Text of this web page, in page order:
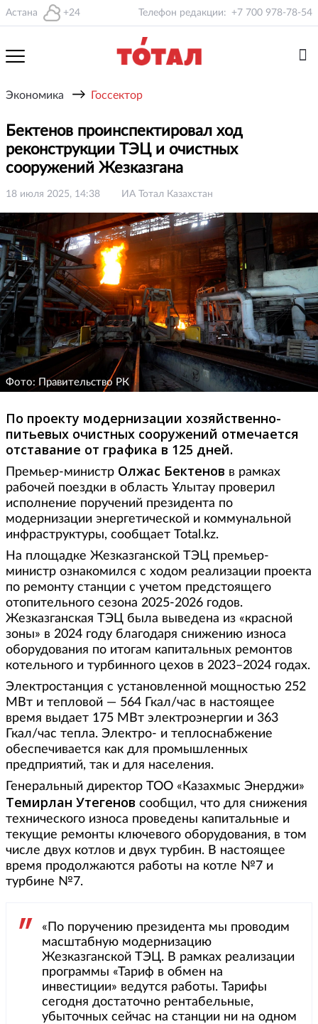
Астана +24 Телефон редакции: +7 700 978-78-54
Экономика → Госсектор
Бектенов проинспектировал ход
реконструкции ТЭЦ и очистных
сооружений Жезказгана
18 июля 2025, 14:38 ИА Тотал Казахстан
Фото: Правительство РК
По проекту модернизации хозяйственно-
питьевых очистных сооружений отмечается
отставание от графика в 125 дней.
Премьер-министр Олжас Бектенов в рамках
рабочей поездки в область Ұлытау проверил
исполнение поручений президента по
модернизации энергетической и коммунальной
инфраструктуры, сообщает Total.kz.
На площадке Жезказганской ТЭЦ премьер-
министр ознакомился с ходом реализации проекта
по ремонту станции с учетом предстоящего
отопительного сезона 2025-2026 годов.
Жезказганская ТЭЦ была выведена из «красной
зоны» в 2024 году благодаря снижению износа
оборудования по итогам капитальных ремонтов
котельного и турбинного цехов в 2023–2024 годах.
Электростанция с установленной мощностью 252
МВт и тепловой — 564 Гкал/час в настоящее
время выдает 175 МВт электроэнергии и 363
Гкал/час тепла. Электро- и теплоснабжение
обеспечивается как для промышленных
предприятий, так и для населения.
Генеральный директор ТОО «Казахмыс Энерджи»
Темирлан Утегенов сообщил, что для снижения
технического износа проведены капитальные и
текущие ремонты ключевого оборудования, в том
числе двух котлов и двух турбин. В настоящее
время продолжаются работы на котле №7 и
турбине №7.
«По поручению президента мы проводим
масштабную модернизацию
Жезказганской ТЭЦ. В рамках реализации
программы «Тариф в обмен на
инвестиции» ведутся работы. Тарифы
сегодня достаточно рентабельные,
убыточных сейчас на станции ни на одном